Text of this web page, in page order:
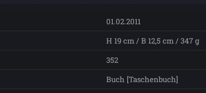
01.02.2011
H 19 cm / B 12,5 cm / 347 g
352
Buch [Taschenbuch]